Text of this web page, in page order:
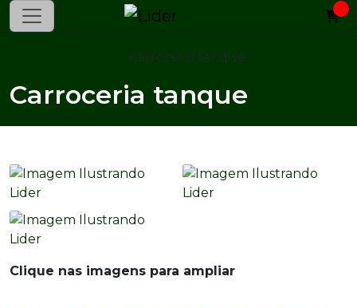
Carroceria tanque
Carroceria tanque
Clique nas imagens para ampliar